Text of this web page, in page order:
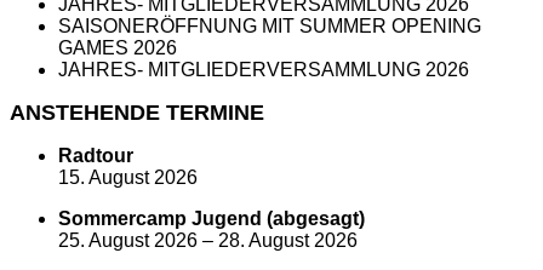
JAHRES- MITGLIEDERVERSAMMLUNG 2026
SAISONERÖFFNUNG MIT SUMMER OPENING
GAMES 2026
JAHRES- MITGLIEDERVERSAMMLUNG 2026
ANSTEHENDE TERMINE
Radtour
15. August 2026
Sommercamp Jugend (abgesagt)
25. August 2026 – 28. August 2026